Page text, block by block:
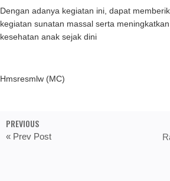
Dengan adanya kegiatan ini, dapat
kegiatan sunatan massal serta
kesehatan anak sejak dini
Hmsresmlw (MC)
PREVIOUS
« Prev Post